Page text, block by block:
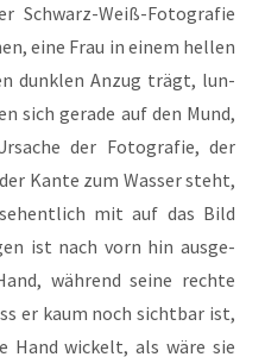
Schwarz-Weiß-Foto­gra­fie
eine Frau in einem hel­len
dunk­len Anzug trägt, lun­
sich gera­de auf den Mund,
der Foto­gra­fie, der
Kan­te zum Was­ser steht,
mit auf das Bild
ist nach vorn hin aus­ge­
wäh­rend sei­ne rech­te
er kaum noch sicht­bar ist,
Hand wickelt, als wäre sie